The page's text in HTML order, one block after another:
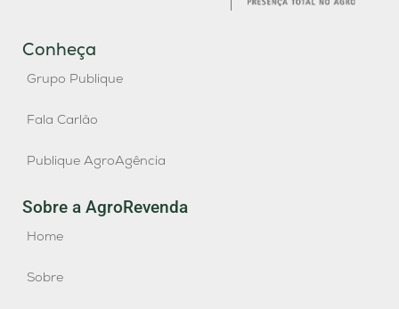
Conheça
Grupo Publique
Fala Carlão
Publique AgroAgência
Sobre a AgroRevenda
Home
Sobre